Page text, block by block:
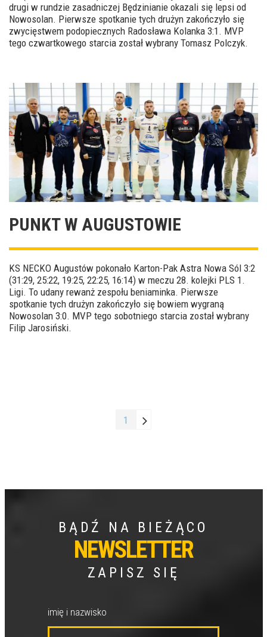
drugi w rundzie zasadniczej Będzinianie okazali się lepsi od
Nowosolan. Pierwsze spotkanie tych drużyn zakończyło się
zwycięstwem podopiecznych Radosława Kolanka 3:1. MVP
tego czwartkowego starcia został wybrany Tomasz Polczyk.
PUNKT W AUGUSTOWIE
KS NECKO Augustów pokonało Karton-Pak Astra Nowa Sól 3:2
(31:29, 25:22, 19:25, 22:25, 16:14) w meczu 28. kolejki PLS 1.
Ligi. To udany rewanż zespołu beniaminka. Pierwsze
spotkanie tych drużyn zakończyło się bowiem wygraną
Nowosolan 3:0. MVP tego sobotniego starcia został wybrany
Filip Jarosiński.
1
BĄDŹ NA BIEŻĄCO
NEWSLETTER
ZAPISZ SIĘ
imię i nazwisko